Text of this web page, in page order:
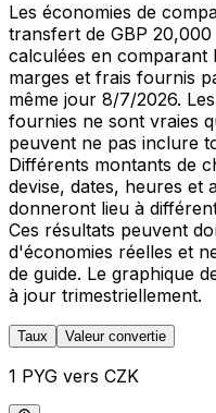
Les économies de
transfert de GBP
calculées en comparant
marges et frais fournis
même jour 8/7/2026.
fournies ne sont vraies
peuvent ne pas inclure
Différents montants de
devise, dates, heures et
donneront lieu à
Ces résultats peuvent
d'économies réelles et
de guide. Le graphique
à jour trimestriellement.
Taux Valeur convertie
1 PYG vers CZK